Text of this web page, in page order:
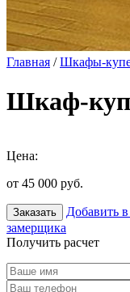
Главная /Шкафы-
Шкаф-
Цена:
от 45 000 руб.
Заказать Добавить
замерщика
Получить расчет